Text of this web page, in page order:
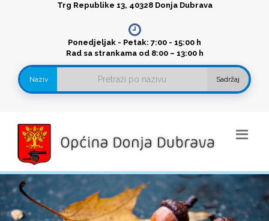
Trg Republike 13, 40328 Donja Dubrava
Ponedjeljak - Petak: 7:00 - 15:00 h
Rad sa strankama od 8:00 – 13:00 h
Naziv Sadržaj